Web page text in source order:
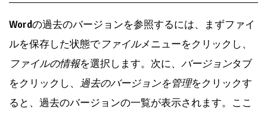
Wordの過去のバージョンを参照するには、まずファイ
ルを保存した状態でファイルメニューをクリックし、
ファイルの情報を選択します。次に、 バージョンタブ
をクリックし、 過去のバージョンを管理をクリックす
ると、過去のバージョンの一覧が表示されます。ここ